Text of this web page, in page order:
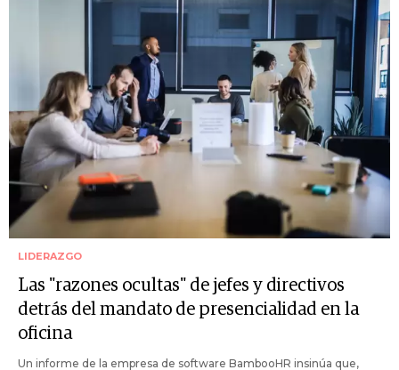
LIDERAZGO
Las "razones ocultas" de jefes y directivos
detrás del mandato de presencialidad en la
oficina
Un informe de la empresa de software BambooHR insinúa que,